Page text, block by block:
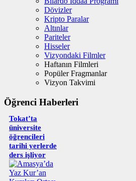
Dövizler
Kripto Paralar
Altınlar
Pariteler
Hisseler
Vizyondaki Filmler
Haftanın Filmleri
Popüler Fragmanlar
Vizyon Takvimi
Öğrenci Haberleri
Tokat’ta
üniversite
öğrencileri
tarihi yerlerde
ders işliyor